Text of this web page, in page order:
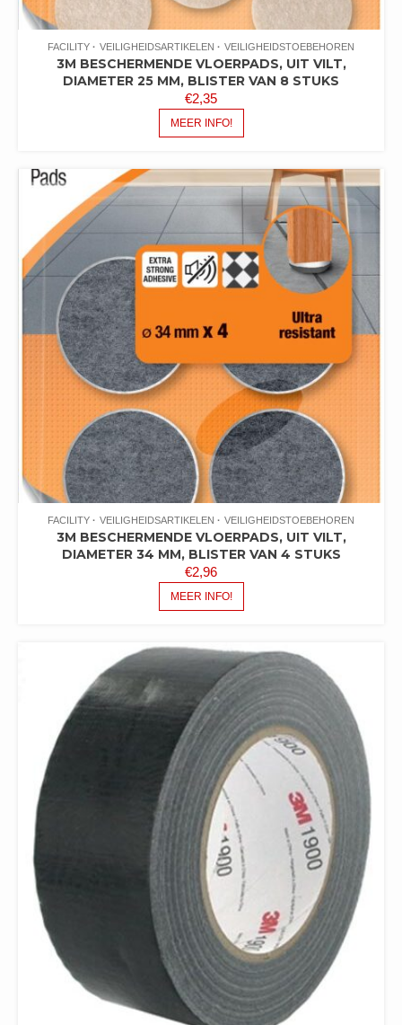
FACILITY VEILIGHEIDSARTIKELEN VEILIGHEIDSTOEBEHOREN
3M BESCHERMENDE VLOERPADS, UIT VILT,
DIAMETER 25 MM, BLISTER VAN 8 STUKS
€2,35
MEER INFO!
FACILITY VEILIGHEIDSARTIKELEN VEILIGHEIDSTOEBEHOREN
3M BESCHERMENDE VLOERPADS, UIT VILT,
DIAMETER 34 MM, BLISTER VAN 4 STUKS
€2,96
MEER INFO!